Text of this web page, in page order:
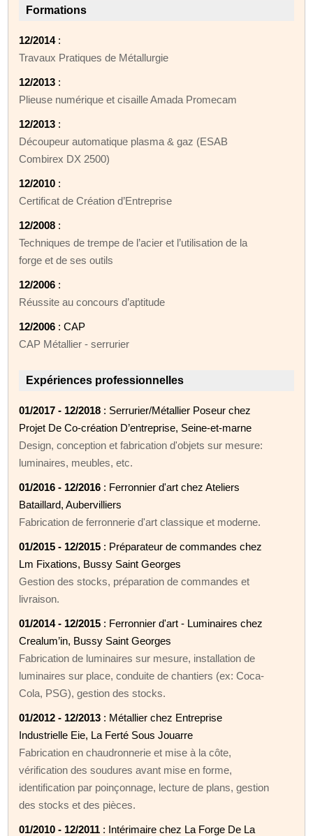
Formations
12/2014:
Travaux Pratiques de Métallurgie
12/2013 :
Plieuse numérique et cisaille Amada Promecam
12/2013 :
Découpeur automatique plasma & gaz (ESAB
Combirex DX 2500)
12/2010 :
Certificat de Création d’Entreprise
12/2008 :
Techniques de trempe de l’acier et l’utilisation de la
forge et de ses outils
12/2006 :
Réussite au concours d’aptitude
12/2006 : CAP
CAP Métallier - serrurier
Expériences professionnelles
01/2017 - 12/2018 : Serrurier/Métallier Poseur chez
Projet De Co-création D’entreprise, Seine-et-marne
Design, conception et fabrication d'objets sur mesure:
luminaires, meubles, etc.
01/2016 - 12/2016 : Ferronnier d'art chez Ateliers
Bataillard, Aubervilliers
Fabrication de ferronnerie d'art classique et moderne.
01/2015 - 12/2015 : Préparateur de commandes chez
Lm Fixations, Bussy Saint Georges
Gestion des stocks, préparation de commandes et
livraison.
01/2014 - 12/2015 : Ferronnier d'art - Luminaires chez
Crealum’in, Bussy Saint Georges
Fabrication de luminaires sur mesure, installation de
luminaires sur place, conduite de chantiers (ex: Coca-
Cola, PSG), gestion des stocks.
01/2012 - 12/2013 : Métallier chez Entreprise
Industrielle Eie, La Ferté Sous Jouarre
Fabrication en chaudronnerie et mise à la côte,
vérification des soudures avant mise en forme,
identification par poinçonnage, lecture de plans, gestion
des stocks et des pièces.
01/2010 - 12/2011 : Intérimaire chez La Forge De La